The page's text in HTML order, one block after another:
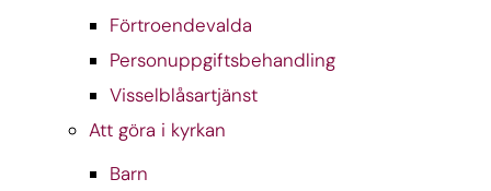
Förtroendevalda
Personuppgiftsbehandling
Visselblåsartjänst
Att göra i kyrkan
Barn